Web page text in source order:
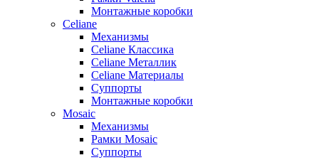
Монтажные коробки
Celiane
Механизмы
Celiane Классика
Celiane Металлик
Celiane Материалы
Суппорты
Монтажные коробки
Mosaic
Механизмы
Рамки Mosaic
Суппорты